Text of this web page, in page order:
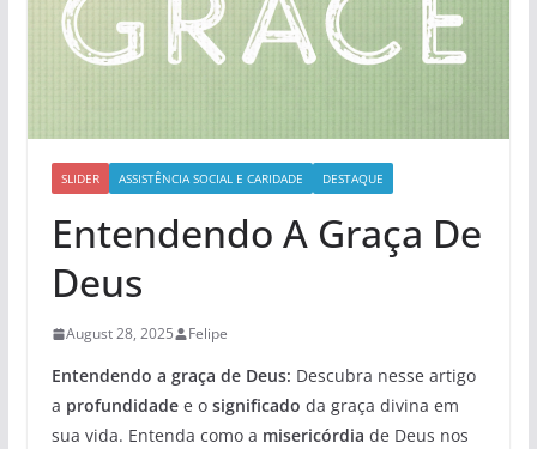
SLIDER ASSISTÊNCIA SOCIAL E CARIDADE DESTAQUE
Entendendo A Graça De
Deus
August 28, 2025 Felipe
Entendendo a graça de Deus: Descubra nesse artigo
a profundidadee o significado da graça divina em
sua vida. Entenda como a misericórdia de Deus nos